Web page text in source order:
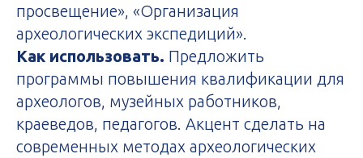
просвещение», «Организация
археологических экспедиций».
Как использовать. Предложить
программы повышения квалификации для
археологов, музейных работников,
краеведов, педагогов. Акцент сделать на
современных методах археологических